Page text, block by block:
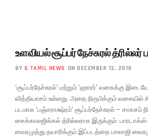
உளவியல் சூப்பர் நேச்சுரல்
BY G TAMIL NEWS ON DECEMBER 13, 2019
‘சூப்பர்நேச்சுரல்’ மற்றும் ‘ஹாரர்’ வகைக்கு
வித்தியாசம் உள்ளது. அதை நிரூபிக்கும் வகையில்
படமாக ‘பஞ்சராக்ஷ்ரம்’ சூப்பர்நேச்சுரல் – சாகசம்
சைக்காலஜிக்கல் த்ரில்லராக இருக்கும்.
வைரமுத்து தயாரிக்கும் இப்படத்தை பாலாஜி